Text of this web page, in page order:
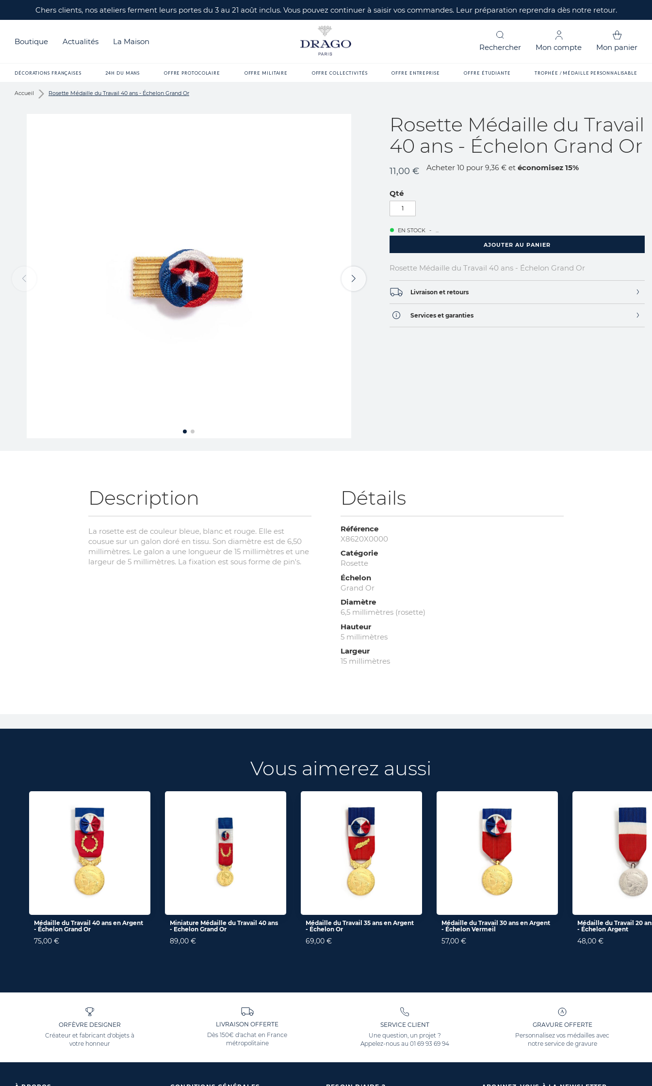
Chers clients, nos ateliers ferment leurs portes du 3 au 21 août inclus. Vous pouvez continuer à saisir vos commandes. Leur préparation reprendra dès notre retour.
Boutique
DÉCORATIONS FRANÇAISES 24H DU MANS OFFRE PROTOCOLAIRE OFFRE MILITAIRE OFFRE COLLECTIVITÉS OFFRE ENTREPRISE OFFRE ÉTUDIANTE TROPHÉE / MÉDAILLE PERSONNALISABLE
Actualités La Maison
Rechercher Mon compte Mon panier
Accueil Rosette Médaille du Travail 40 ans - Échelon Grand Or
Rosette Médaille du Travail
40 ans - Échelon Grand Or
11,00 € Acheter 10 pour9,36 € etéconomisez 15%
Qté
EN STOCK
AJOUTER AU PANIER
Rosette Médaille du Travail 40 ans - Échelon Grand Or
Livraison et retours
Services et garanties
Description
La rosette est de couleur bleue, blanc et rouge. Elle est
cousue sur un galon doré en tissu. Son diamètre est de 6,50
millimètres. Le galon a une longueur de 15 millimètres et une
largeur de 5 millimètres. La fixation est sous forme de pin's.
Détails
Référence
X8620X0000
Catégorie
Rosette
Échelon
Grand Or
Diamètre
6,5 millimètres (rosette)
Hauteur
5 millimètres
Largeur
15 millimètres
Vous aimerez aussi
Médaille du Travail 40 ans en Argent
- Échelon Grand Or
75,00 €
Miniature Médaille du Travail 40 ans
- Echelon Grand Or
89,00 €
Médaille du Travail 35 ans en Argent
- Échelon Or
69,00 €
Médaille du Travail 30 ans en Argent
- Échelon Vermeil
57,00 €
Médaille du Travail 20
- Échelon Argent
48,00 €
ORFÈVRE DESIGNER
Créateur et fabricant d'objets à
votre honneur
LIVRAISON OFFERTE
Dès 150€ d'achat en France
métropolitaine
SERVICE CLIENT
Une question, un projet ?
Appelez-nous au 01 69 93 69 94
GRAVURE OFFERTE
Personnalisez vos médailles avec
notre service de gravure